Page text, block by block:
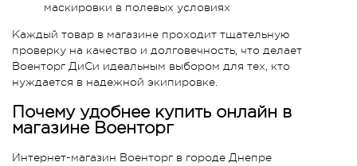
маскировки в полевых условиях
Каждый товар в магазине проходит тщательную
проверку на качество и долговечность, что делает
Военторг ДиСи идеальным выбором для тех, кто
нуждается в надежной экипировке.
Почему удобнее купить онлайн в
магазине Военторг
Интернет-магазин Военторг в городе Днепре